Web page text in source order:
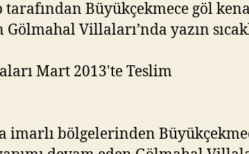
tarafından Büyükçekmece göl
Villaları’nda yazın
imarlı bölgelerinden